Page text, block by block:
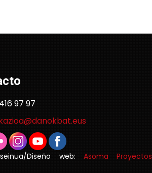
97 97
Diseño web: Asoma Proyectos